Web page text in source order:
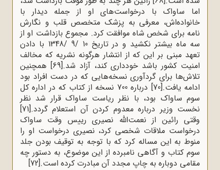
اما ساواک با درخواست‌های او از جمله دیدار با
خانواده‌اش، معرفی به پزشک متخصص قلب و نگارش
نامه برای شخص شاه موافقت کرد. مجموع بازداشت او از
سه ماه بیشتر نکشید و در تاریخ 10 /9 /1348 با دادن
تعهد مبنی بر این که از انتشار هرگونه نشریه که مخالف
امنیت کشور باشد خودداری کند، آزاد شد.[69]
همچنین
تلاش‌ها برای گردآوری نسخه‌‌هایی که در دست افراد بود
ادامه یافت.[70]
درباره 700 نسخه از کتاب که در اداره کل
سوم ساواک بود، با نظر ریاست ساواک قرار شد نظر
نخست وزیر درباره معدوم کردن آن استعلام گردد.[71]
وقتی رائین از نعمت‌الله نصیری رییس وقت ساواک
درخواست ملاقات شخصی کرد، نصیری درخواست او را
منوط به این مساله کرد که با توجه به توقیف بودن جلد
سوم کتاب و آگاهی نامبرده از این موضوع، به دستور چه
مقامی دوباره به چاپ مجدد آن مبادرت کرده است.[72]